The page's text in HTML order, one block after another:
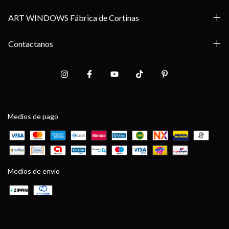
ART WINDOWS Fábrica de Cortinas
Contactanos
Medios de pago
Medios de envío